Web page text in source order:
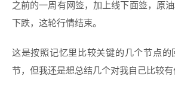
之前的一周有网签，加上线下面签，原
下跌，这轮行情结束。
这是按照记忆里比较关键的几个节点的
节，但我还是想总结几个对我自己比较有